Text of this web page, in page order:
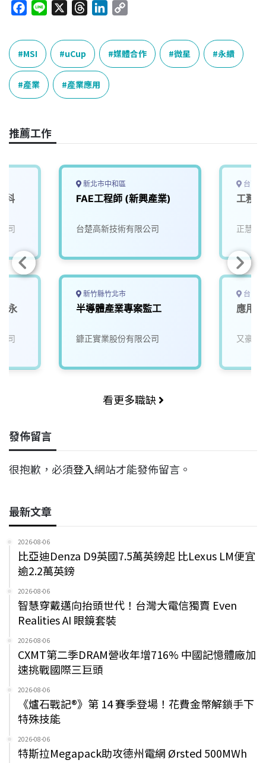
c
e
b
o
o
e
r
a
d
s
n
k
e
d
p
y
L
MSI uCup 媒體合作 微星 永續
產業 產業應用
推薦工作
科
司
(永
司
新北市中和區
FAE工程師 (新興產業)
台楚高新技術有限公司
新竹縣竹北市
半導體產業專案監工
鏮正實業股份有限公司
台南
工務 (
正慧食
台中
應用
又豪永
看更多職缺
發佈留言
很抱歉，必須登入網站才能發佈留言。
最新文章
2026-08-06
比亞迪Denza D9英國7.5萬英鎊起 比Lexus LM便宜
逾2.2萬英鎊
2026-08-06
智慧穿戴邁向抬頭世代！台灣大電信獨賣 Even
Realities AI 眼鏡套裝
2026-08-06
CXMT第二季DRAM營收年增716% 中國記憶體廠加
速挑戰國際三巨頭
2026-08-06
《爐石戰記®》第 14 賽季登場！花費金幣解鎖手下
特殊技能
2026-08-06
特斯拉Megapack助攻德州電網 Ørsted 500MWh